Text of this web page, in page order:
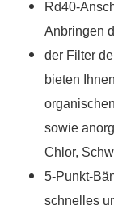
Rd40-
Anbringen
der Filter
bieten
sowie
Chlor,
5-Punkt-
schnelles